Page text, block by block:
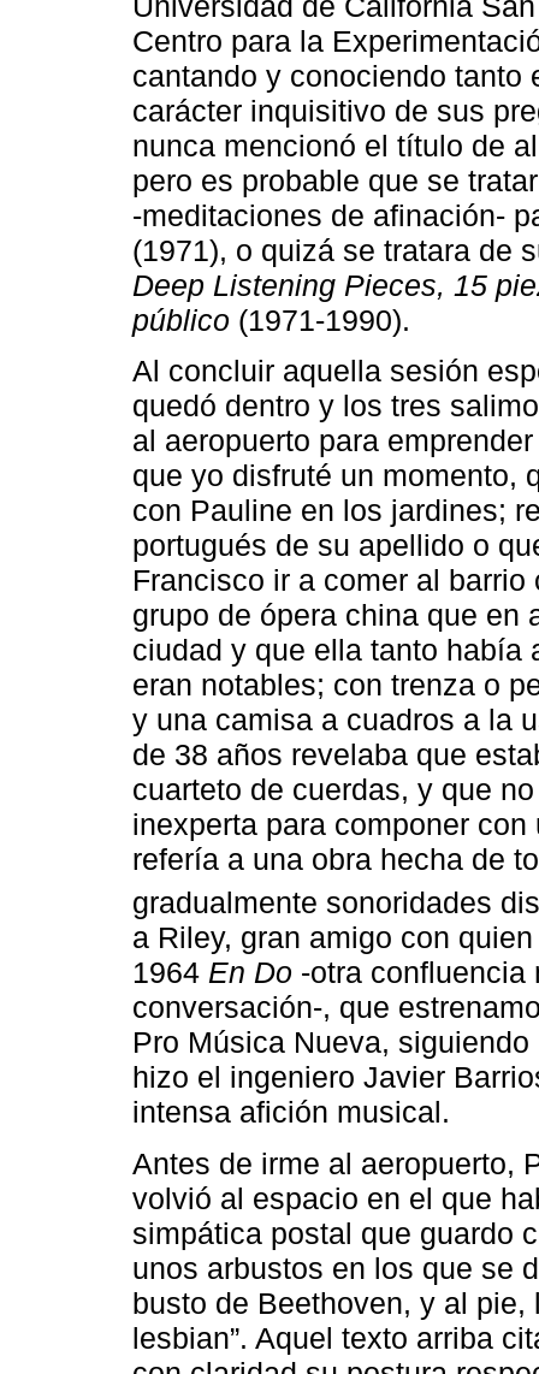
Centro para la
cantando y conociendo tanto
carácter inquisitivo de sus
nunca mencionó el título de
pero es probable que se
-meditaciones de afinación-
(1971), o quizá se tratara de
Deep Listening Pieces, 15
público (1971-1990).
Al concluir aquella sesión
quedó dentro y los tres
al aeropuerto para
que yo disfruté un momento,
con Pauline en los jardines;
portugués de su apellido o
Francisco ir a comer al
grupo de ópera china que en
ciudad y que ella tanto había
eran notables; con trenza o
y una camisa a cuadros a la
de 38 años revelaba que
cuarteto de cuerdas, y que
inexperta para componer
refería a una obra hecha de
gradualmente sonoridades
a Riley, gran amigo con
1964 En Do -otra confluencia
conversación-, que
Pro Música Nueva,
hizo el ingeniero Javier
intensa afición musical.
Antes de irme al aeropuerto,
volvió al espacio en el que
simpática postal que guardo
unos arbustos en los que se
busto de Beethoven, y al pie,
lesbian”. Aquel texto arriba